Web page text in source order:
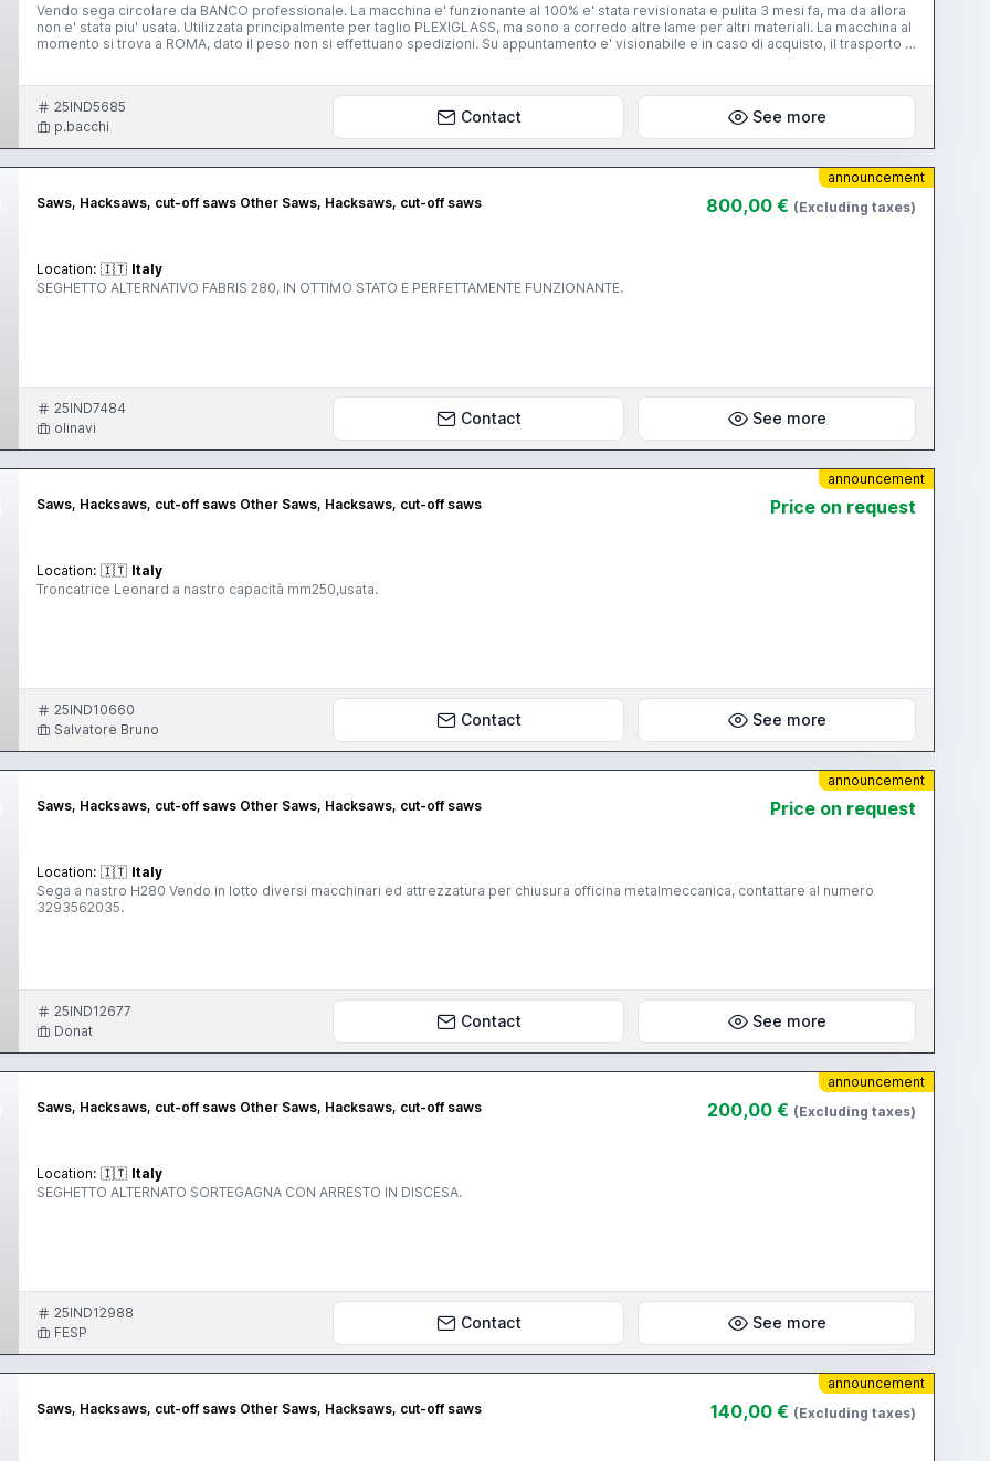
Vendo sega circolare da BANCO professionale. La macchina e' funzionante al 100% e' stata revisionata e pulita 3 mesi fa, ma da allora
non e' stata piu' usata. Utilizzata principalmente per taglio PLEXIGLASS, ma sono a corredo altre lame per altri materiali. La macchina al
momento si trova a ROMA, dato il peso non si effettuano spedizioni. Su appuntamento e' visionabile e in caso di acquisto, il trasporto e
25IND5685
p.bacchi
Contact See more
announcement
Saws, Hacksaws, cut-off saws Other Saws, Hacksaws, cut-off saws
800,00 € (Excluding taxes)
Location: 🇮🇹 Italy
SEGHETTO ALTERNATIVO FABRIS 280, IN OTTIMO STATO E PERFETTAMENTE FUNZIONANTE.
25IND7484
olinavi
Contact See more
announcement
Saws, Hacksaws, cut-off saws Other Saws, Hacksaws, cut-off saws
Price on request
Location: 🇮🇹 Italy
Troncatrice Leonard a nastro capacità mm250,usata.
25IND10660
Salvatore Bruno
Contact See more
announcement
Saws, Hacksaws, cut-off saws Other Saws, Hacksaws, cut-off saws
Price on request
Location: 🇮🇹 Italy
Sega a nastro H280 Vendo in lotto diversi macchinari ed attrezzatura per chiusura officina metalmeccanica, contattare al numero
3293562035.
25IND12677
Donat
Contact See more
announcement
Saws, Hacksaws, cut-off saws Other Saws, Hacksaws, cut-off saws
200,00 € (Excluding taxes)
Location: 🇮🇹 Italy
SEGHETTO ALTERNATO SORTEGAGNA CON ARRESTO IN DISCESA.
25IND12988
FESP
Contact See more
announcement
Saws, Hacksaws, cut-off saws Other Saws, Hacksaws, cut-off saws
140,00 € (Excluding taxes)